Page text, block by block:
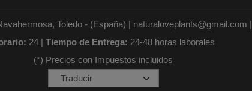
Toledo - (España) | naturaloveplants@gmail.com |
24 | Tiempo de Entrega: 24-48 horas laborales
(*) Precios con Impuestos incluidos